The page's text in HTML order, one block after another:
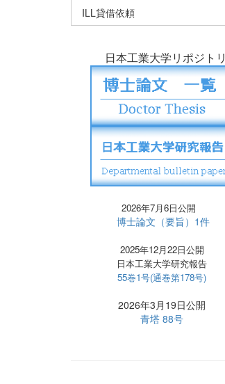
ILL貸借依頼
日本工業大学リポジトリ
2026年7月6日公開
博士論文（要旨）1件
2025年12月22日公開
日本工業大学研究報告
55巻1号(通巻第178号)
2026年3月19日公開
青塔 88号